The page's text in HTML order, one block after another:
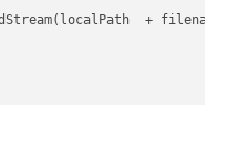
+ filename